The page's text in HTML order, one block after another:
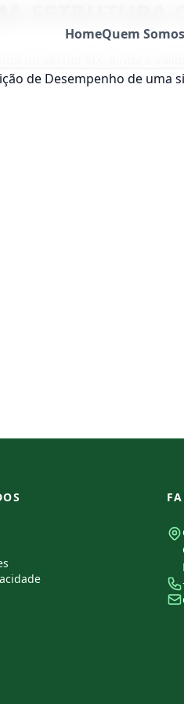
HomeQuem Somos
ESTRUTURA
de Desempenho de uma